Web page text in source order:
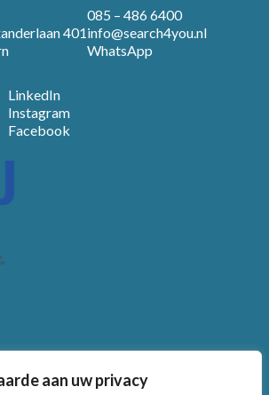
aan uw privacy
401
085 – 486 6400
info@search4you.nl
WhatsApp
LinkedIn
Instagram
Facebook